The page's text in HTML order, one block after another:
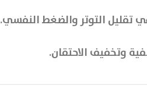
تقليل التوتر والضغط النفسي.
وتخفيف الاحتقان.